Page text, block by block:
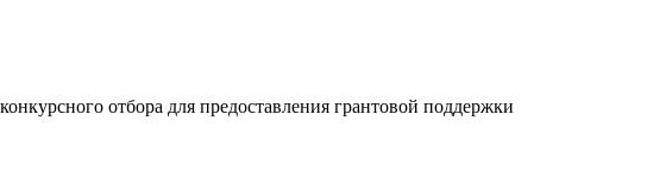
отбора для предоставления грантовой поддержки